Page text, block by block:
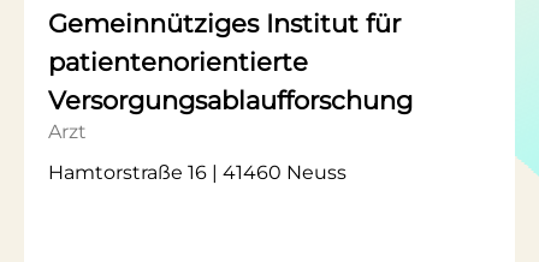
Gemeinnütziges Institut für
patientenorientierte
Versorgungsablaufforschung
Arzt
Hamtorstraße 16 | 41460 Neuss